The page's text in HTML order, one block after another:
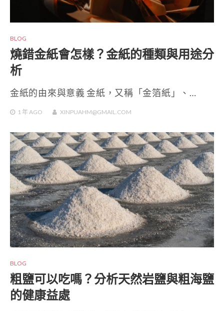
BLOG
燒錯金紙會怎樣？金紙的種類與用途分
析
金紙的由來與意義 金紙，又稱「金箔紙」、…
1 年 AGO XINPUAHM@GMAIL.COM
BLOG
粗鹽可以吃嗎？分析天然岩鹽與粗海鹽
的健康益處